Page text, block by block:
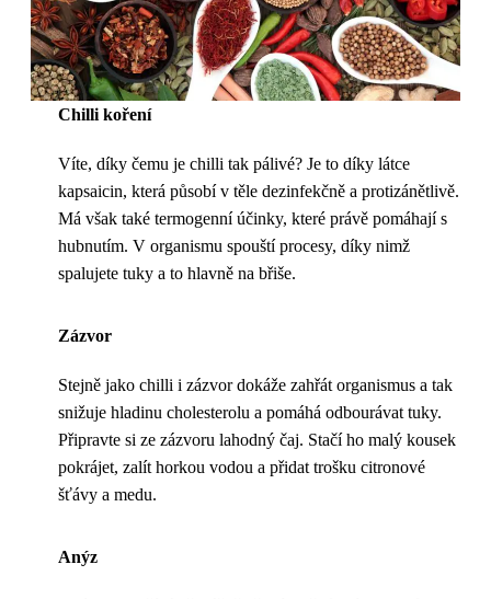
Chilli koření
Víte, díky čemu je chilli tak pálivé? Je to díky látce
kapsaicin, která působí v těle dezinfekčně a protizánětlivě.
Má však také termogenní účinky, které právě pomáhají s
hubnutím. V organismu spouští procesy, díky nimž
spalujete tuky a to hlavně na břiše.
Zázvor
Stejně jako chilli i zázvor dokáže zahřát organismus a tak
snižuje hladinu cholesterolu a pomáhá odbourávat tuky.
Připravte si ze zázvoru lahodný čaj. Stačí ho malý kousek
pokrájet, zalít horkou vodou a přidat trošku citronové
šťávy a medu.
Anýz